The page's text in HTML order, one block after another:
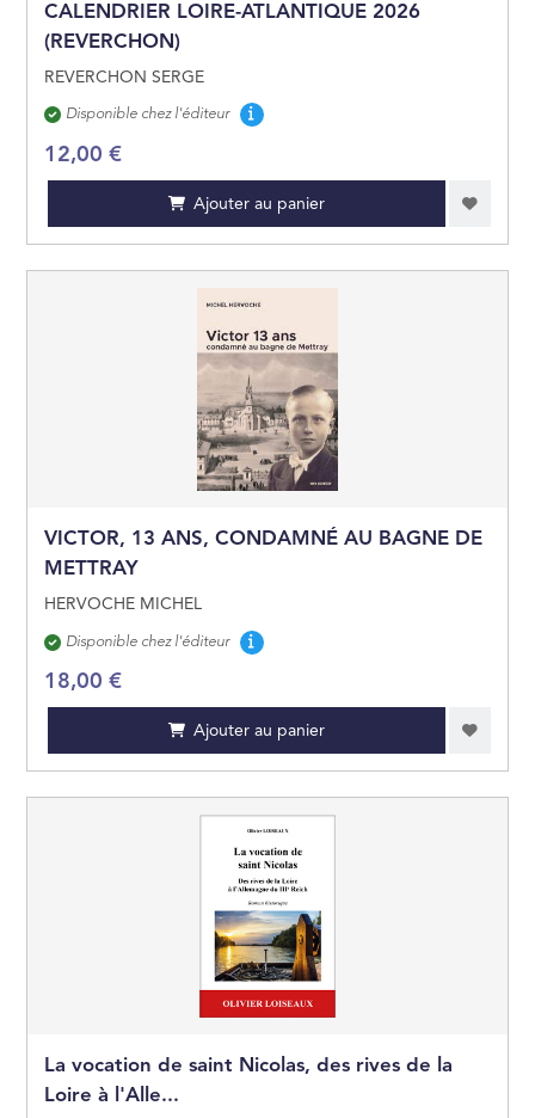
CALENDRIER LOIRE-ATLANTIQUE 2026
(REVERCHON)
REVERCHON SERGE
Disponibilité
Disponible chez l'éditeur
12,00 €
Ajouter au panier
VICTOR, 13 ANS, CONDAMNÉ AU BAGNE DE
METTRAY
HERVOCHE MICHEL
Disponibilité
Disponible chez l'éditeur
18,00 €
Ajouter au panier
La vocation de saint Nicolas, des rives de la
Loire à l'Alle...